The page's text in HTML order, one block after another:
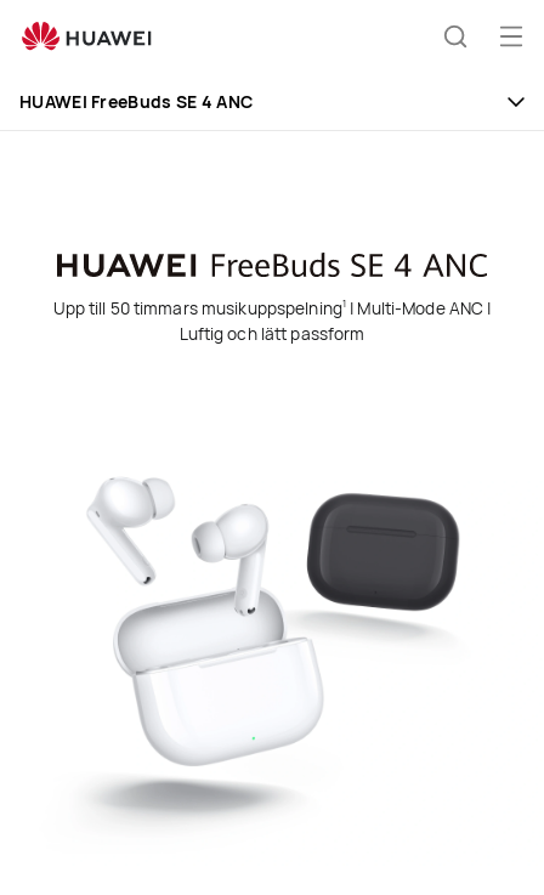
FreeBuds
HUAWEI FreeBuds SE 4 ANC
Upp till 50 timmars musikuppspelning1 | Multi-Mode ANC |
Luftig och lätt passform